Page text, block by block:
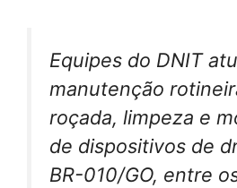
Equipes do DNIT
manutenção
roçada, limpeza e
de dispositivos de
BR-010/GO, entre